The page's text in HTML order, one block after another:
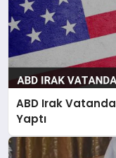
ABD Irak
Yaptı